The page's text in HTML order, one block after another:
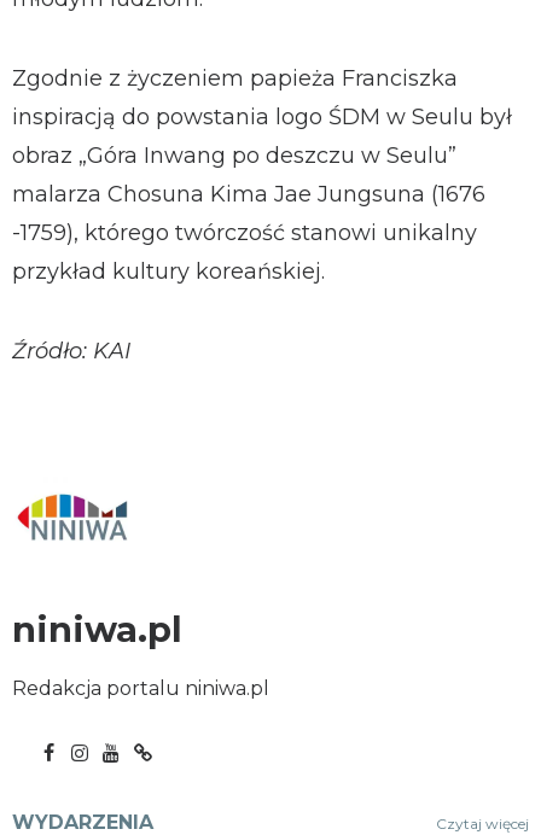
Zgodnie z życzeniem papieża Franciszka
inspiracją do powstania logo ŚDM w Seulu był
obraz „Góra Inwang po deszczu w Seulu”
malarza Chosuna Kima Jae Jungsuna (1676
-1759), którego twórczość stanowi unikalny
przykład kultury koreańskiej.
Źródło: KAI
niniwa.pl
Redakcja portalu niniwa.pl
WYDARZENIA Czytaj więcej